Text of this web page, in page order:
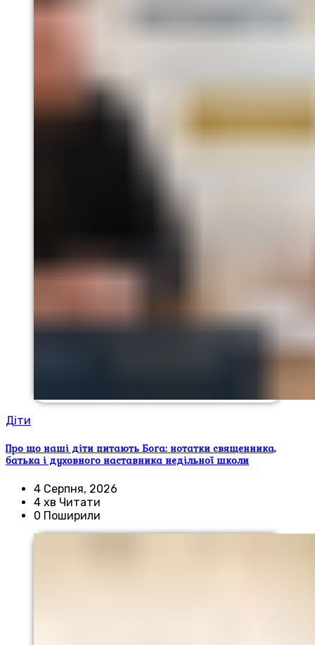
Діти
Про що наші діти питають Бога: нотатки священника,
батька і духовного наставника недільної школи
4 Серпня, 2026
4 хв Читати
0 Поширили